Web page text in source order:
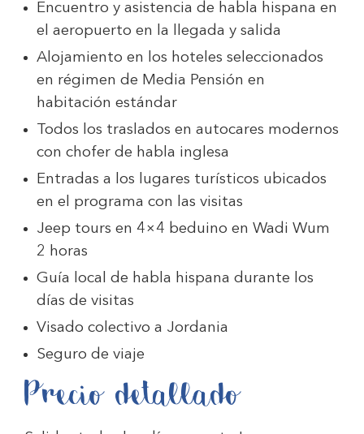
Encuentro y asistencia de habla hispana en
el aeropuerto en la llegada y salida
Alojamiento en los hoteles seleccionados
en régimen de Media Pensión en
habitación estándar
Todos los traslados en autocares modernos
con chofer de habla inglesa
Entradas a los lugares turísticos ubicados
en el programa con las visitas
Jeep tours en 4×4 beduino en Wadi Wum
2 horas
Guía local de habla hispana durante los
días de visitas
Visado colectivo a Jordania
Seguro de viaje
Precio detallado